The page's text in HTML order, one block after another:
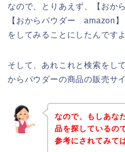
なので、とりあえず、【おか
【おからパウダー amazon
をしてみることにしたんですよ
そして、あれこれと検索をし
からパウダーの商品の販売サ
なので、もしあな
品を探しているの
参考にされてみて